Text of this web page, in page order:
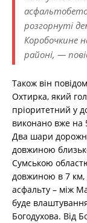
розгорнуті
Коробочкине
районі, —
Також він
Охтирка, який
пріоритетний у
виконано вже на
Два шари
довжиною
Сумською
довжиною в 7
асфальту – між
буде
Богодухова. Від